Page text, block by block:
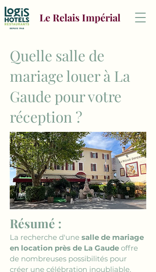
Le Relais Impérial
Quelle salle de
mariage louer à La
Gaude pour votre
réception ?
Résumé :
La recherche d'une salle de mariage
en location près de La Gaude offre
de nombreuses possibilités pour
créer une célébration inoubliable.